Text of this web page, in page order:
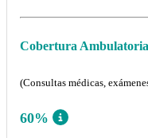
Cobertura Ambulatoria
(Consultas médicas,
60%